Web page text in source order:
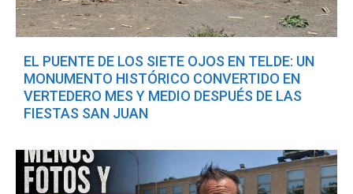
EL PUENTE DE LOS SIETE OJOS EN TELDE: UN
MONUMENTO HISTÓRICO CONVERTIDO EN
VERTEDERO MES Y MEDIO DESPUÉS DE LAS
FIESTAS SAN JUAN